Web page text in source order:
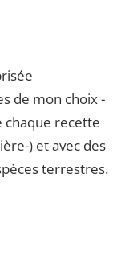
de mon choix -
chaque recette
) et avec des
terrestres.